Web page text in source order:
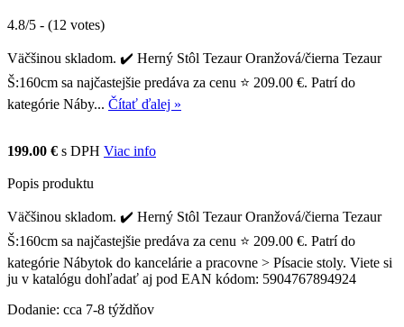
4.8/5 - (12 votes)
Väčšinou skladom. ✔️ Herný Stôl Tezaur Oranžová/čierna Tezaur
Š:160cm sa najčastejšie predáva za cenu ⭐ 209.00 €. Patrí do
kategórie Náby... Čítať ďalej »
199.00 € s DPH Viac info
Popis produktu
Väčšinou skladom. ✔️ Herný Stôl Tezaur Oranžová/čierna Tezaur
Š:160cm sa najčastejšie predáva za cenu ⭐ 209.00 €. Patrí do
kategórie Nábytok do kancelárie a pracovne > Písacie stoly. Viete si
ju v katalógu dohľadať aj pod EAN kódom: 5904767894924
Dodanie: cca 7-8 týždňov